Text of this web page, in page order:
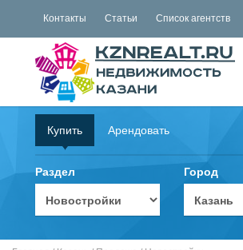
Контакты Статьи Список агентств
Купить Арендовать
Раздел Город